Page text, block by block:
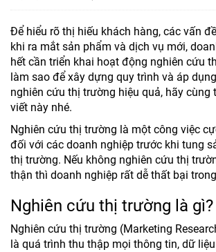
Để hiểu rõ thị hiếu khách hàng, các vấn
khi ra mắt sản phẩm và dịch vụ mới,
hết cần triển khai hoạt động nghiên cứu
làm sao để xây dựng quy trình và áp
nghiên cứu thị trường hiệu quả, hãy cùng
viết này nhé.
Nghiên cứu thị trường là một công việc
đối với các doanh nghiệp trước khi tung
thị trường. Nếu không nghiên cứu thị
thận thì doanh nghiệp rất dễ thất bại
Nghiên cứu thị trường là gì?
Nghiên cứu thị trường (Marketing
là quá trình thu thập mọi thông tin, dữ